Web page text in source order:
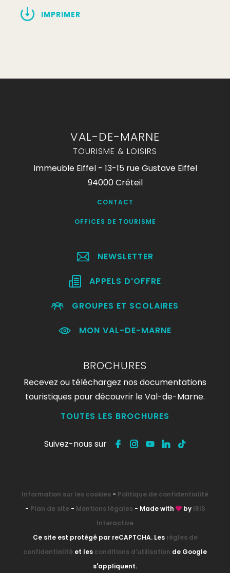
IMPRIMER
VAL-DE-MARNE
TOURISME & LOISIRS
Immeuble Eiffel - 13-15 rue Gustave Eiffel
94000 Créteil
CONTACT
OFFICES DE TOURISME
NEWSLETTER
APPELS D’OFFRE
GROUPES ET SCOLAIRES
MON VAL-DE-MARNE
BROCHURES
Recevez ou téléchargez nos documentations
touristiques pour découvrir le Val-de-Marne.
TOUTES LES BROCHURES
Suivez-nous sur
Information sur les cookies - Politique de confidentialité
- Plan de site- Mentions légales- Made with by IRIS
Interactive
Ce site est protégé par reCAPTCHA. Les règles de
confidentialité et les conditions d'utilisation de Google
s'appliquent.